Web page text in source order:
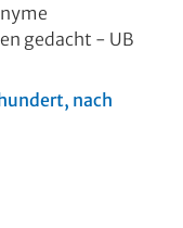
gedacht - UB
nach